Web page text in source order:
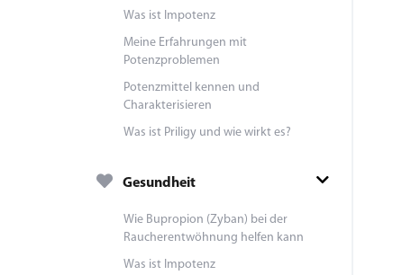
Was ist Impotenz
Meine Erfahrungen mit
Potenzproblemen
Potenzmittel kennen und
Charakterisieren
Was ist Priligy und wie wirkt es?
Gesundheit
Wie Bupropion (Zyban) bei der
Raucherentwöhnung helfen kann
Was ist Impotenz